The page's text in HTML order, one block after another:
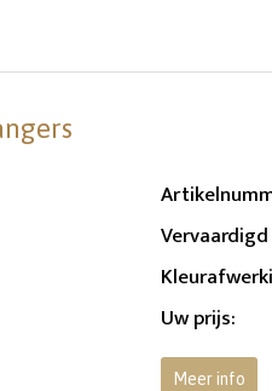
Uw prijs:
Meer info